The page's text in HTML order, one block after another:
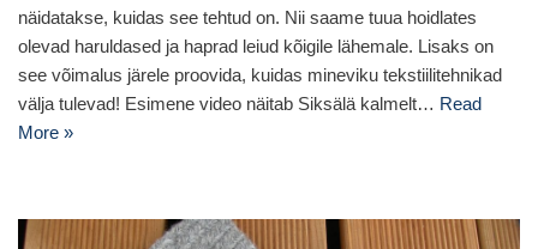
näidatakse, kuidas see tehtud on. Nii saame tuua hoidlates
olevad haruldased ja haprad leiud kõigile lähemale. Lisaks on
see võimalus järele proovida, kuidas mineviku tekstiilitehnikad
välja tulevad! Esimene video näitab Siksälä kalmelt… Read
More »